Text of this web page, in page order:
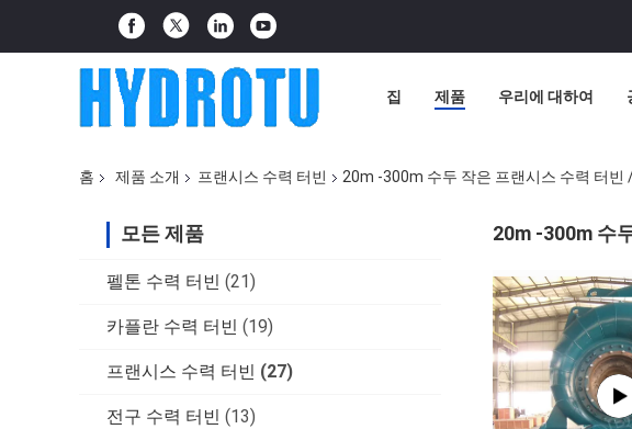
집 제품 우리에 대하여
홈 제품 소개 프랜시스 수력 터빈 20m -300m 수두 작은 프랜시스 수력 터빈
모든 제품
펠톤 수력 터빈 (21)
카플란 수력 터빈 (19)
프랜시스 수력 터빈 (27)
전구 수력 터빈 (13)
20m -300m 수